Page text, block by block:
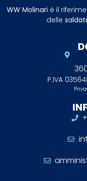
WW Molinari è il
delle
P.IVA